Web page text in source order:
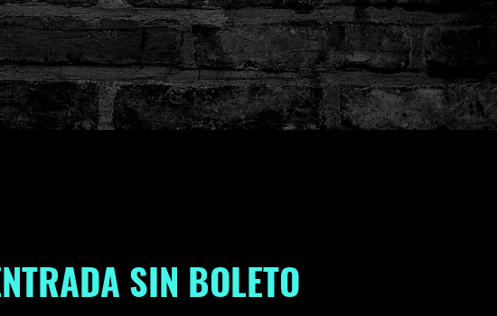
SIN BOLETO